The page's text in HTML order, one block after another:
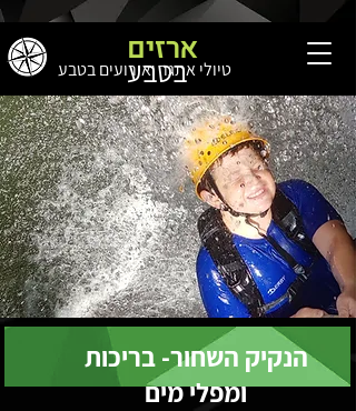
ארזים
בטבע
טיולי אתגר ואירועים בטבע
הנקיק השחור- בריכות
ומפלי מים